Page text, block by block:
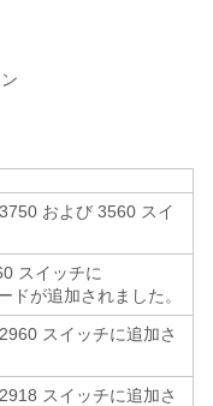
および 3560 スイ
スイッチに
ドが追加されました。
スイッチに追加さ
スイッチに追加さ